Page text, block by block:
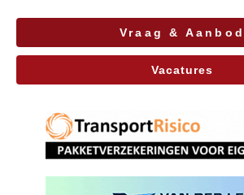
Vraag & Aanbod
Vacatures